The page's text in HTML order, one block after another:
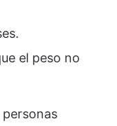
el peso no